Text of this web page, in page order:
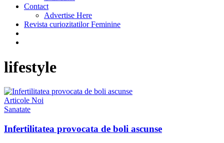
Contact
Advertise Here
Revista curiozitatilor Feminine
lifestyle
Articole Noi
Sanatate
Infertilitatea provocata de boli ascunse